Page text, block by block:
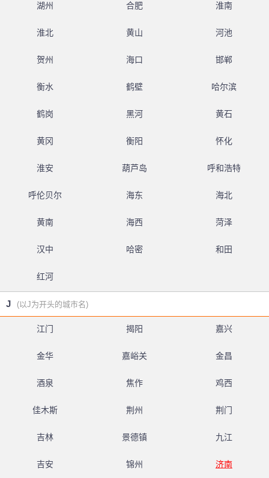
湖州 合肥 淮南
淮北 黄山 河池
贺州 海口 邯郸
衡水 鹤壁 哈尔滨
鹤岗 黑河 黄石
黄冈 衡阳 怀化
淮安 葫芦岛 呼和浩特
呼伦贝尔 海东 海北
黄南 海西 菏泽
汉中 哈密 和田
红河
J (以J为开头的城市名)
江门 揭阳 嘉兴
金华 嘉峪关 金昌
酒泉 焦作 鸡西
佳木斯 荆州 荆门
吉林 景德镇 九江
吉安 锦州 济南